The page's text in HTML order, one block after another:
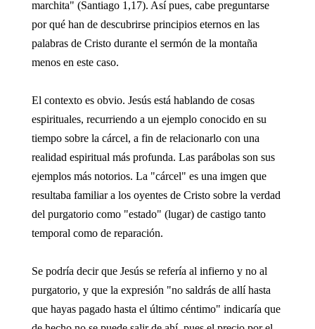
marchita" (Santiago 1,17). Así pues, cabe preguntarse
por qué han de descubrirse principios eternos en las
palabras de Cristo durante el sermón de la montaña
menos en este caso.
El contexto es obvio. Jesús está hablando de cosas
espirituales, recurriendo a un ejemplo conocido en su
tiempo sobre la cárcel, a fin de relacionarlo con una
realidad espiritual más profunda. Las parábolas son sus
ejemplos más notorios. La "cárcel" es una imgen que
resultaba familiar a los oyentes de Cristo sobre la verdad
del purgatorio como "estado" (lugar) de castigo tanto
temporal como de reparación.
Se podría decir que Jesús se refería al infierno y no al
purgatorio, y que la expresión "no saldrás de allí hasta
que hayas pagado hasta el último céntimo" indicaría que